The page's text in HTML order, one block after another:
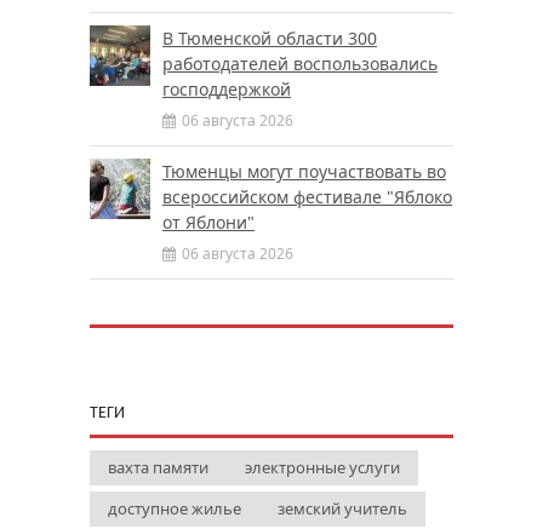
В Тюменской области 300
работодателей воспользовались
господдержкой
06 августа 2026
Тюменцы могут поучаствовать во
всероссийском фестивале "Яблоко
от Яблони"
06 августа 2026
ТЕГИ
вахта памяти
электронные услуги
доступное жилье
земский учитель